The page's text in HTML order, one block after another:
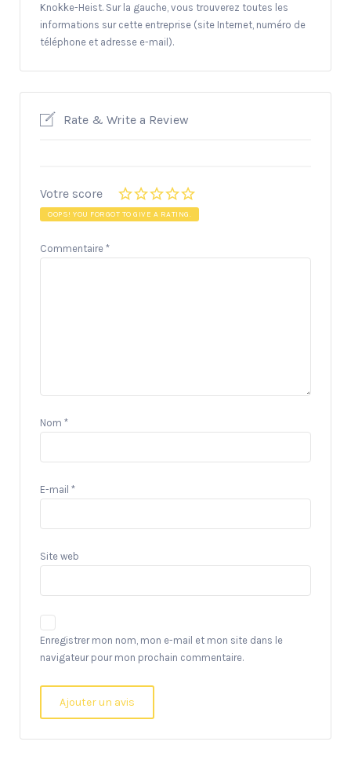
Knokke-Heist. Sur la gauche, vous trouverez toutes les
informations sur cette entreprise (site Internet, numéro de
téléphone et adresse e-mail).
Rate & Write a Review
Votre score
OOPS! YOU FORGOT TO GIVE A RATING.
Commentaire *
Nom *
E-mail *
Site web
Enregistrer mon nom, mon e-mail et mon site dans le
navigateur pour mon prochain commentaire.